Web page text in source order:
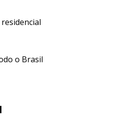
o Brasil